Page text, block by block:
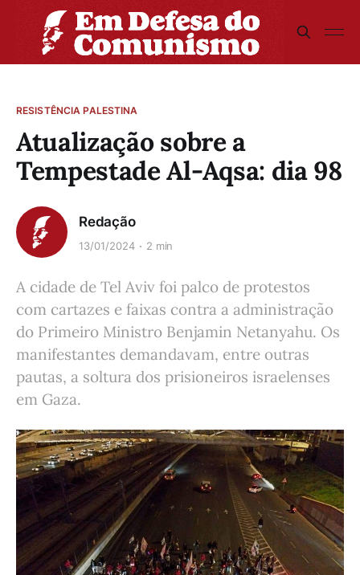
RESISTÊNCIA PALESTINA
Atualização sobre a
Tempestade Al-Aqsa: dia 98
Redação
13/01/2024 2 min
A cidade de Tel Aviv foi palco de protestos
com cartazes e faixas contra a administração
do Primeiro Ministro Benjamin Netanyahu. Os
manifestantes demandavam, entre outras
pautas, a soltura dos prisioneiros israelenses
em Gaza.